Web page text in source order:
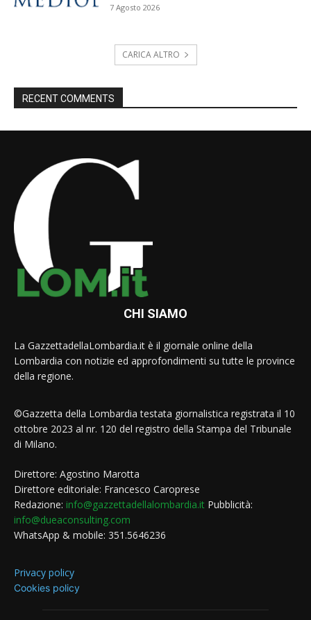
7 Agosto 2026
CARICA ALTRO
RECENT COMMENTS
CHI SIAMO
La GazzettadellaLombardia.it è il giornale online della
Lombardia con notizie ed approfondimenti su tutte le province
della regione.
©Gazzetta della Lombardia testata giornalistica registrata il 10
ottobre 2023 al nr. 120 del registro della Stampa del Tribunale
di Milano.
Direttore: Agostino Marotta
Direttore editoriale: Francesco Caroprese
Redazione: info@gazzettadellalombardia.it Pubblicità:
info@dueaconsulting.com
WhatsApp & mobile: 351.5646236
Privacy policy
Cookies policy